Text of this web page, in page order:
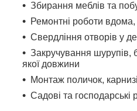
Збирання меблів та
Ремонтні роботи вдома,
Свердління отворів у
Закручування шурупів,
якої довжини
Монтаж поличок,
Садові та господарські